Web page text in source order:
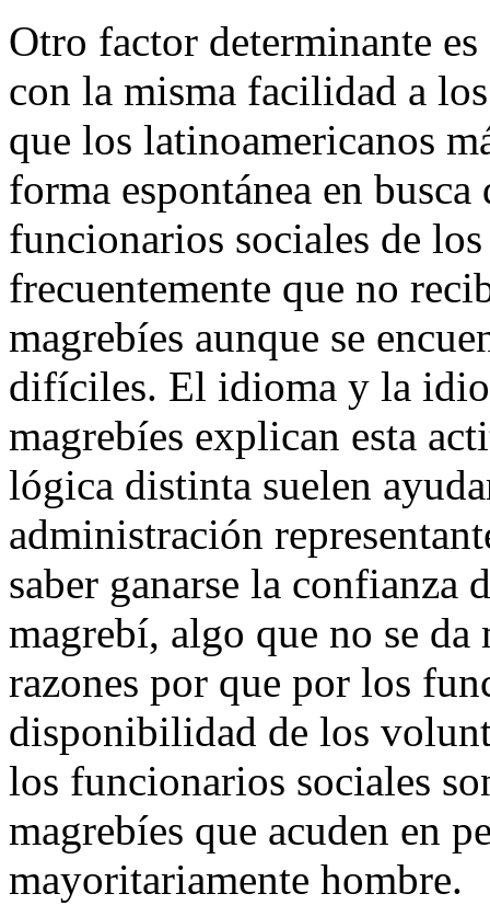
Otro factor determinante
con la misma facilidad a
que los latinoamericanos
forma espontánea en
funcionarios sociales de
frecuentemente que no
magrebíes aunque se
difíciles. El idioma y la
magrebíes explican esta
lógica distinta suelen
administración
saber ganarse la
magrebí, algo que no se
razones por que por los
disponibilidad de los
los funcionarios sociales
magrebíes que acuden en
mayoritariamente hombre.